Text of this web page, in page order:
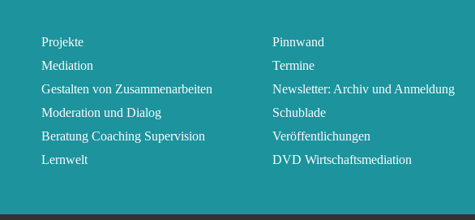
Projekte
Mediation
Gestalten von Zusammenarbeiten
Moderation und Dialog
Beratung Coaching Supervision
Lernwelt
Pinnwand
Termine
Newsletter: Archiv und Anmeldung
Schublade
Veröffentlichungen
DVD Wirtschaftsmediation